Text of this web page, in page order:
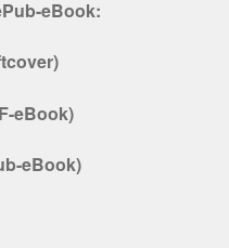
eBook:
eBook)
eBook)